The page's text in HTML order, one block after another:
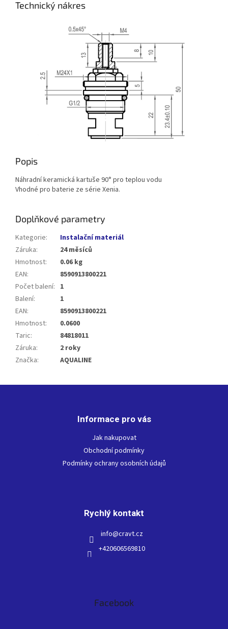
Technický nákres
Popis
Náhradní keramická kartuše 90° pro teplou vodu
Vhodné pro baterie ze série Xenia.
Doplňkové parametry
Kategorie:
Instalační materiál
Záruka:
24 měsíců
Hmotnost:
0.06 kg
EAN:
8590913800221
Počet balení: 1
Balení:
1
EAN:
8590913800221
Hmotnost:
0.0600
Taric:
84818011
Záruka:
2 roky
Značka: AQUALINE
Informace pro vás
Jak nakupovat
Obchodní podmínky
Podmínky ochrany osobních údajů
Rychlý kontakt
info@cravt.cz
+420606569810
Facebook